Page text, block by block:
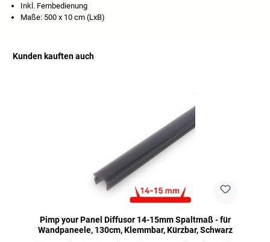
Inkl. Fernbedienung
Maße: 500 x 10 cm (LxB)
Kunden kauften auch
Pimp your Panel Diffusor 14-15mm Spaltmaß - für
Wandpaneele, 130cm, Klemmbar, Kürzbar, Schwarz